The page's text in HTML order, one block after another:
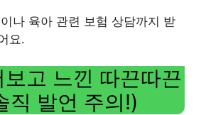
나 육아 관련 보험 상담까지 받
요.
보고 느낀 따끈따끈
직 발언 주의!)